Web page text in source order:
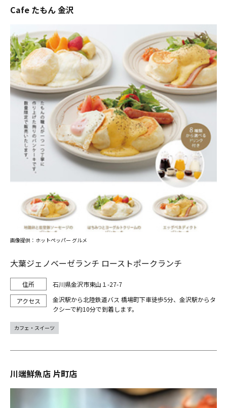
Cafe たもん 金沢
大葉ジェノベーゼランチ ローストポークランチ
石川県金沢市東山１-27-7
金沢駅から北陸鉄道バス 橋場町下車徒歩5分、金沢駅からタ
クシーで約10分で到着します。
画像提供：ホットペッパー グルメ
カフェ・スイーツ
川端鮮魚店 片町店